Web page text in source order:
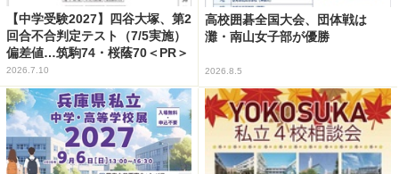
【中学受験2027】四谷大塚、第2
回合不合判定テスト（7/5実施）
偏差値…筑駒74・桜蔭70＜PR＞
2026.7.10
高校囲碁全国大会、団体戦は
灘・南山女子部が優勝
2026.8.5